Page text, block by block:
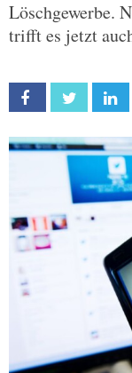
Löschgewerbe.
trifft es jetzt
Facebook Twitter